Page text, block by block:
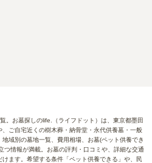
。お墓探しのlife.（ライフドット）は、東京都墨田
ご自宅近くの樹木葬・納骨堂・永代供養墓・一般
域別の墓地一覧、費用相場、お墓(ペット供養でき
つ情報が満載。お墓の評判・口コミや、詳細な交通
ます。希望する条件「ペット供養できる」や、民